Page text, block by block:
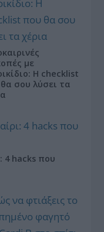
με
Η checklist
σου λύσει τα
4 hacks που